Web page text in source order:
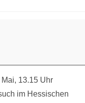
13.15 Uhr
im Hessischen